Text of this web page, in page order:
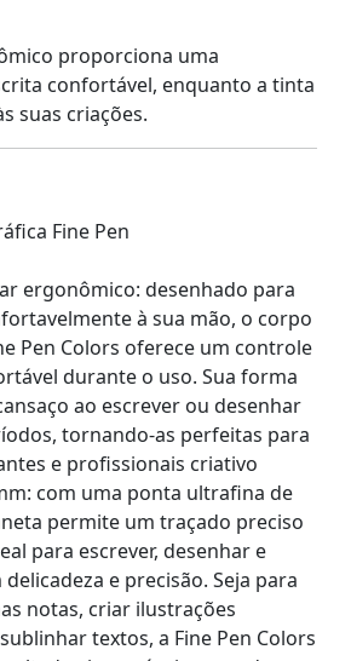
proporciona uma
confortável, enquanto a tinta
suas criações.
Fine Pen
ergonômico: desenhado para
à sua mão, o corpo
Pen Colors oferece um controle
durante o uso. Sua forma
ao escrever ou desenhar
tornando-as perfeitas para
e profissionais criativo
com uma ponta ultrafina de
permite um traçado preciso
para escrever, desenhar e
e precisão. Seja para
notas, criar ilustrações
textos, a Fine Pen Colors